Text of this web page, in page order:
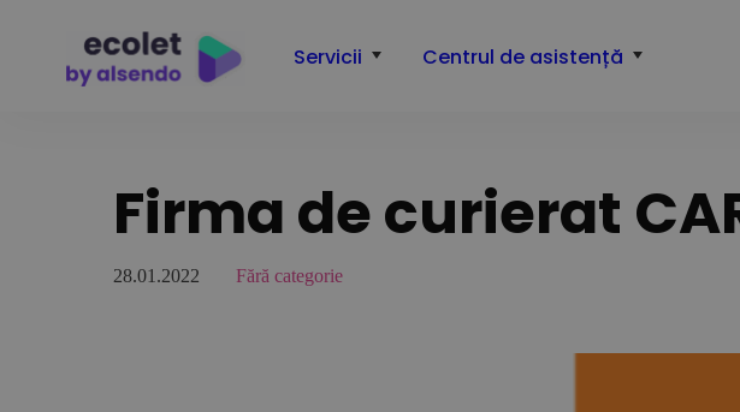
Servicii Centrul de asistență
Firma de curierat
28.01.2022 Fără categorie